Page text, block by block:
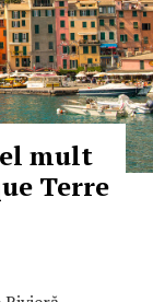
mult
Terre